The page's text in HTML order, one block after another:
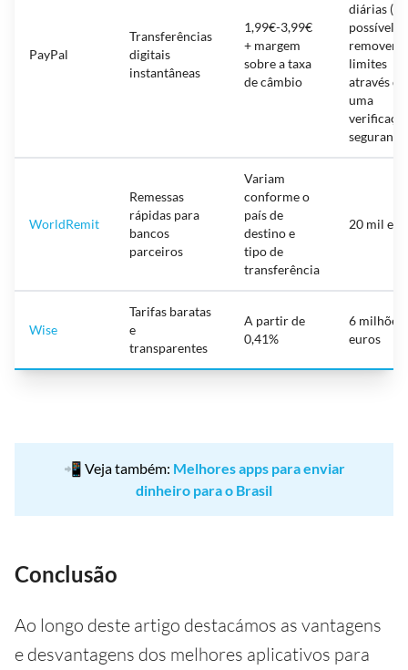
PayPal
Transferências
digitais
instantâneas
1,99€-3,99€
+ margem
sobre a taxa
de câmbio
diárias
possível
remover
limites
através de
uma
WorldRemit
Remessas
rápidas para
bancos
parceiros
Variam
conforme o
país de
destino e
tipo de
transferência
20 mil
Wise
Tarifas baratas
e
transparentes
A partir de
0,41%
6 milhões
euros
📲 Veja também: Melhores apps para enviar
dinheiro para o Brasil
Conclusão
Ao longo deste artigo destacámos as vantagens
e desvantagens dos melhores aplicativos para